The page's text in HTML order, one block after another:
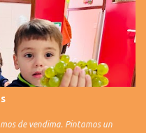
de vendima. Pintamos un